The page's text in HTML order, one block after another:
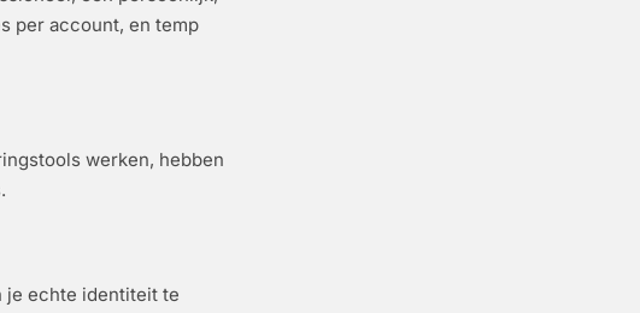
per account, en temp
werken, hebben
je echte identiteit te